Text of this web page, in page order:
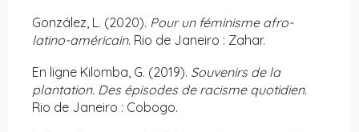
González, L. (2020). Pour un féminisme afro-
latino-américain. Rio de Janeiro : Zahar.
En ligne Kilomba, G. (2019). Souvenirs de la
plantation. Des épisodes de racisme quotidien.
Rio de Janeiro : Cobogo.